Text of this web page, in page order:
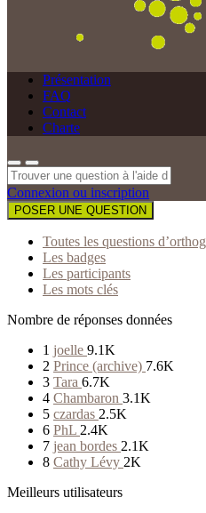
Présentation
FAQ
Contact
Charte
Connexion ou inscription
POSER UNE QUESTION
Toutes les questions
Les badges
Les participants
Les mots clés
Nombre de réponses données
1 joelle 9.1K
2 Prince (archive) 7.6K
3 Tara 6.7K
4 Chambaron 3.1K
5 czardas 2.5K
6 PhL 2.4K
7 jean bordes 2.1K
8 Cathy Lévy 2K
Meilleurs utilisateurs